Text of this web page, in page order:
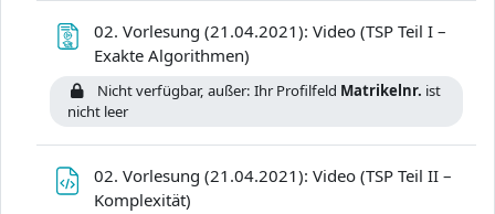
02. Vorlesung (21.04.2021): Video (TSP Teil I –
Exakte Algorithmen)
Nicht verfügbar, außer: Ihr Profilfeld Matrikelnr. ist
nicht leer
02. Vorlesung (21.04.2021): Video (TSP Teil II –
Komplexität)